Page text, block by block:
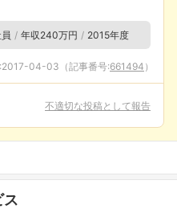
年収240万円 2015年度
2017-04-03 （記事番号:661494 ）
不適切な投稿として報告
ス